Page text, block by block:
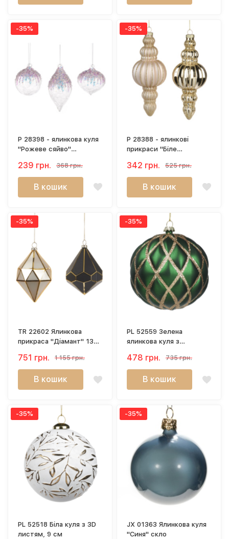
-35%
P 28398 - ялинкова куля
"Рожеве сяйво"
см)
239 грн. 368 грн.
В кошик
-35%
P 28388 - ялинкові
прикраси "Біле
золотий , пудровий
342 грн. 525 грн.
В кошик
-35%
TR 22602 Ялинкова
прикраса "Діамант" 13
751 грн. 1 155 грн.
В кошик
-35%
PL 52559 Зелена
ялинкова куля з
478 грн. 735 грн.
В кошик
-35%
PL 52518 Біла куля з 3D
листям, 9 см
-35%
JX 01363 Ялинкова куля
"Синя" скло